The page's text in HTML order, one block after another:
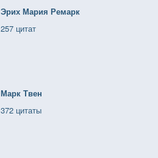
Эрих Мария Ремарк
257 цитат
Марк Твен
372 цитаты